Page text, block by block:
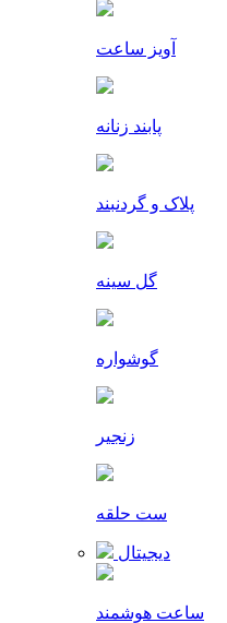
آویز ساعت
پابند زنانه
پلاک و گردنبند
گل سینه
گوشواره
زنجیر
ست حلقه
دیجیتال
ساعت هوشمند